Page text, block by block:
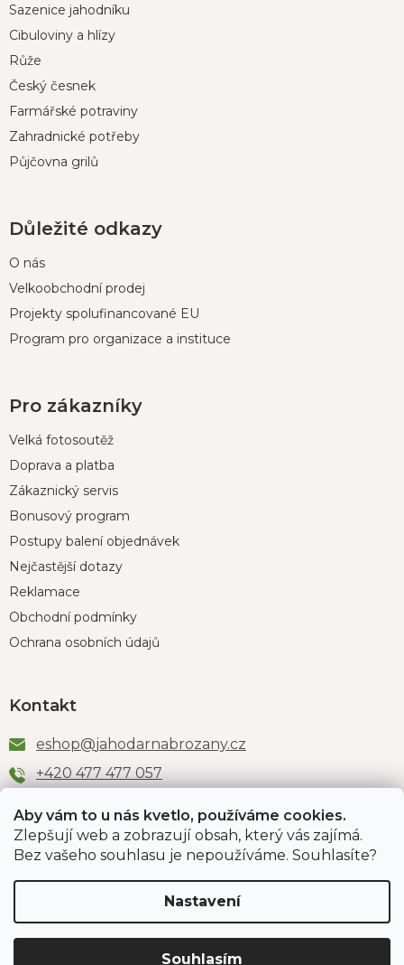
Aby vám to u nás kvetlo, používáme cookies.
Zlepšují web a zobrazují obsah, který vás zajímá.
Bez vašeho souhlasu je nepoužíváme. Souhlasíte?
Nastavení
Souhlasím
aSazenice jahodníku
Cibuloviny a hlízy
Růže
Český česnek
Farmářské potraviny
Zahradnické potřeby
Půjčovna grilů
Důležité odkazy
O nás
Velkoobchodní prodej
Projekty spolufinancované EU
Program pro organizace a instituce
Pro zákazníky
Velká fotosoutěž
Doprava a platba
Zákaznický servis
Bonusový program
Postupy balení objednávek
Nejčastější dotazy
Reklamace
Obchodní podmínky
Ochrana osobních údajů
Kontakt
eshop@jahodarnabrozany.cz
+420 477 477 057
Odběr newsletteru